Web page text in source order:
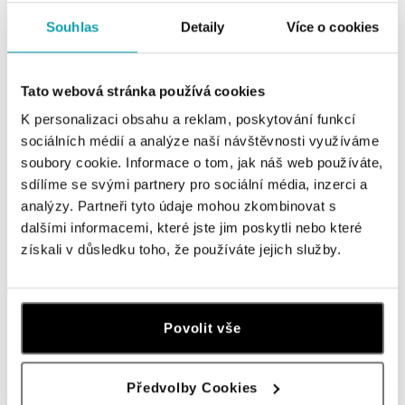
Souhlas Detaily Více o cookies
Tato webová stránka používá cookies
K personalizaci obsahu a reklam, poskytování funkcí
sociálních médií a analýze naší návštěvnosti využíváme
soubory cookie. Informace o tom, jak náš web používáte,
sdílíme se svými partnery pro sociální média, inzerci a
analýzy. Partneři tyto údaje mohou zkombinovat s
dalšími informacemi, které jste jim poskytli nebo které
získali v důsledku toho, že používáte jejich služby.
Povolit vše
Předvolby Cookies
HALADA Pařížská, Praha
Pařížská 7, 110 00 Praha 1
dnes otevřeno do 19:00
HALADA Na Příkopě, Praha
Na Příkopě 16, 110 00 Praha 1
tel.: +420608028615
dnes otevřeno do 19:00
HALADA Česká, Brno
tel.: +420602443261
otevřeno v Pondělí od 09:00
HALADA OC Avion, Ostrava
Rudná 3114/114, 700 30 Ostrava-Zábřeh